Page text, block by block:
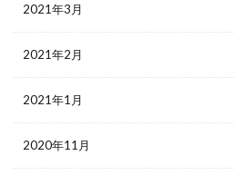
2021年3月
2021年2月
2021年1月
2020年11月